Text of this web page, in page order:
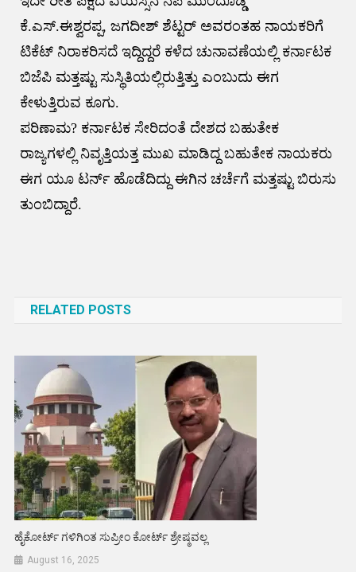
ಕೆ.ಎಸ್.ಈಶ್ವರಪ್ಪ, ಜಗದೀಶ್ ಶೆಟ್ಟರ್ ಅವರಂತಹ ನಾಯಕರಿಗೆ
ಟಿಕೆಟ್ ನಿರಾಕರಿಸದೆ ಇದ್ದಿದ್ದರೆ ಕಳೆದ ಚುನಾವಣೆಯಲ್ಲಿ ಕರ್ನಾಟಕ
ಬಿಜೆಪಿ ಮತ್ತಷ್ಟು ಸುಸ್ಥಿತಿಯಲ್ಲಿರುತ್ತಿತ್ತು ಎಂಬುದು ಈಗ
ಕೇಳುತ್ತಿರುವ ಕೂಗು.
ಪರಿಣಾಮ? ಕರ್ನಾಟಕ ಸೇರಿದಂತೆ ದೇಶದ ಬಹುತೇಕ
ರಾಜ್ಯಗಳಲ್ಲಿ ನಿವೃತ್ತಿಯತ್ತ ಮುಖ ಮಾಡಿದ್ದ ಬಹುತೇಕ ನಾಯಕರು
ಈಗ ಯೂ ಟರ್ನ್ ಹೊಡೆದಿದ್ದು ಈಗಿನ ಚರ್ಚೆಗೆ ಮತ್ತಷ್ಟು ಬಿರುಸು
ತುಂಬಿದ್ದಾರೆ.
RELATED POSTS
ಹೈಕೋರ್ಟ್ ಗಳಿಗಿಂತ ಸುಪ್ರೀಂ ಕೋರ್ಟ್ ಶ್ರೇಷ್ಠವಲ್ಲ
August 16, 2025